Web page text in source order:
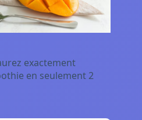
exactement
en seulement 2